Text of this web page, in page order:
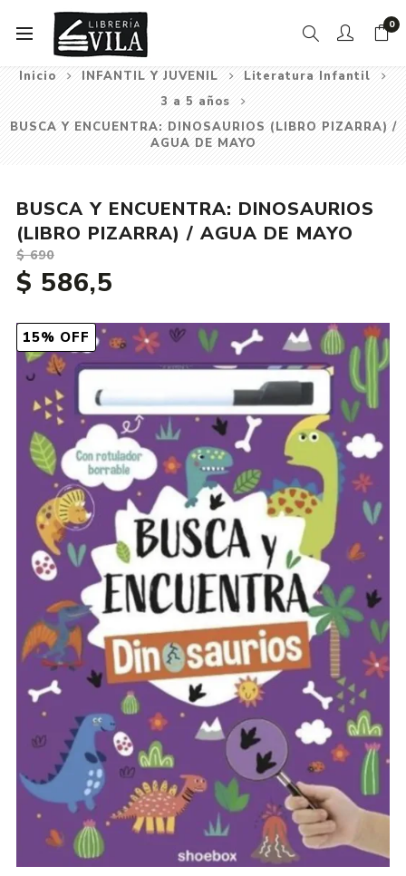
0
Inicio INFANTIL Y JUVENIL
Literatura Infantil
3 a 5 años
BUSCA Y ENCUENTRA: DINOSAURIOS (LIBRO PIZARRA) /
AGUA DE MAYO
15% OFF
BUSCA Y ENCUENTRA: DINOSAURIOS
(LIBRO PIZARRA) / AGUA DE MAYO
$ 690
$ 586,5